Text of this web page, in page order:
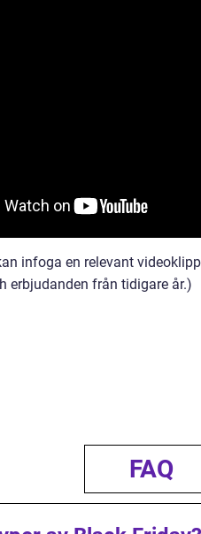
infoga en relevant
erbjudanden från tidigare år.)
FAQ